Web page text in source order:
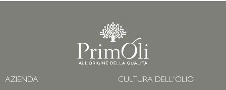
AZIENDA CULTURA DELL'OLIO